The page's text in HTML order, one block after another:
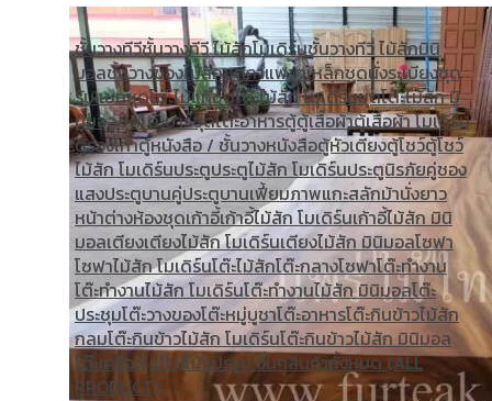
ชั้นวางทีวีชั้นวางทีวี ไม้สักโมเดิร์นชั้นวางทีวี ไม้สักมินิ
มอลชั้นวางของไม้สักชุดกาแฟขาเหล็กชุดนั่งระเบียงชุด
รับแขกชุดโต๊ะไม้แท้ชุดโต๊ะไม้สัก โมเดิร์นชุดโต๊ะไม้สัก มิ
นิมอลชุดโต๊ะบาร์ชุดโต๊ะอาหารตู้ตู้เสื้อผ้าตู้เสื้อผ้า โมเดิร์น
ตู้รองเท้าตู้หนังสือ / ชั้นวางหนังสือตู้หัวเตียงตู้โชว์ตู้โชว์
ไม้สัก โมเดิร์นประตูประตูไม้สัก โมเดิร์นประตูนิรภัยคู่ชอง
แสงประตูบานคู่ประตูบานเฟี้ยมภาพแกะสลักม้านั่งยาว
หน้าต่างห้องชุดเก้าอี้เก้าอี้ไม้สัก โมเดิร์นเก้าอี้ไม้สัก มินิ
มอลเตียงเตียงไม้สัก โมเดิร์นเตียงไม้สัก มินิมอลโซฟา
โซฟาไม้สัก โมเดิร์นโต๊ะไม้สักโต๊ะกลางโซฟาโต๊ะทำงาน
โต๊ะทํางานไม้สัก โมเดิร์นโต๊ะทำงานไม้สัก มินิมอลโต๊ะ
ประชุมโต๊ะวางของโต๊ะหมู่บูชาโต๊ะอาหารโต๊ะกินข้าวไม้สัก
กลมโต๊ะกินข้าวไม้สัก โมเดิร์นโต๊ะกินข้าวไม้สัก มินิมอล
โต๊ะเครื่อง(แป้ง)ไม้แปรรูป อื่นๆสินค้าทั้งหมด (ALL
PRODUCT)